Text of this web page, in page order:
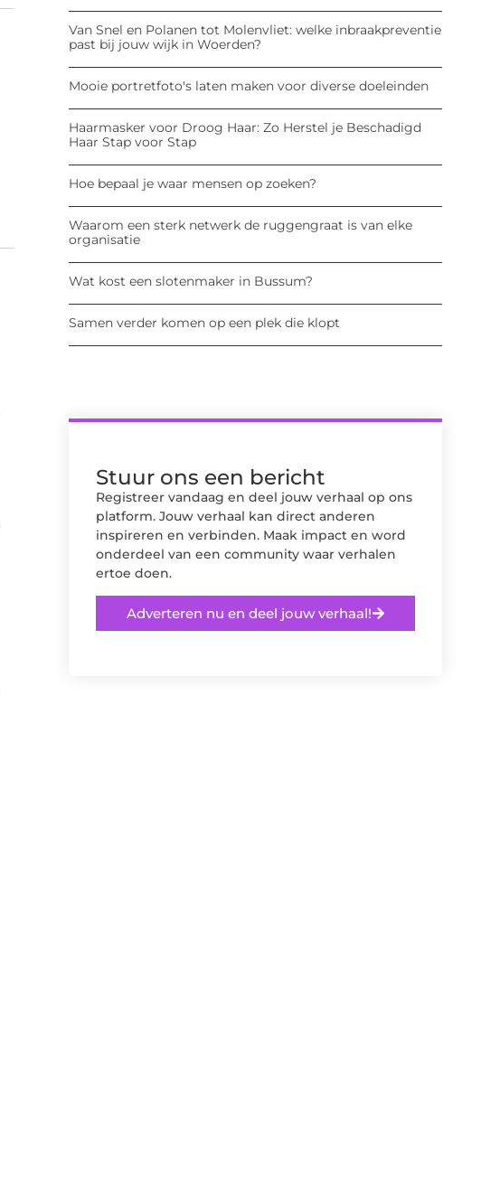
Van Snel en Polanen tot Molenvliet: welke inbraakpreventie
past bij jouw wijk in Woerden?
Mooie portretfoto's laten maken voor diverse doeleinden
Haarmasker voor Droog Haar: Zo Herstel je Beschadigd
Haar Stap voor Stap
Hoe bepaal je waar mensen op zoeken?
Waarom een sterk netwerk de ruggengraat is van elke
organisatie
Wat kost een slotenmaker in Bussum?
Samen verder komen op een plek die klopt
Stuur ons een bericht
Registreer vandaag en deel jouw verhaal op ons
platform. Jouw verhaal kan direct anderen
inspireren en verbinden. Maak impact en word
onderdeel van een community waar verhalen
ertoe doen.
Adverteren nu en deel jouw verhaal!